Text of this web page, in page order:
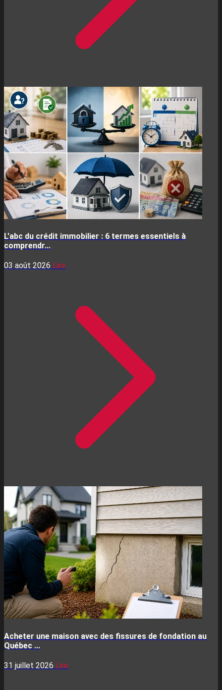
L'abc du crédit immobilier : 6 termes essentiels à
comprendr...
03 août 2026 Lire
Acheter une maison avec des fissures de fondation au
Québec ...
31 juillet 2026 Lire